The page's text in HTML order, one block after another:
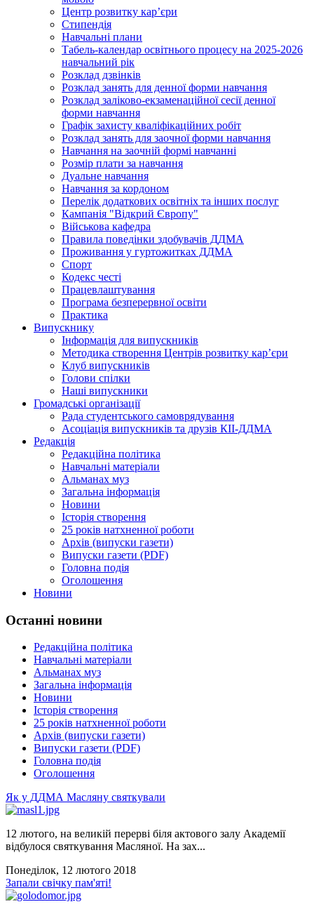
Центр розвитку кар’єри
Стипендія
Навчальні плани
Табель-календар освітнього процесу на 2025-2026
навчальний рік
Розклад дзвінків
Розклад занять для денної форми навчання
Розклад заліково-екзаменаційної сесії денної
форми навчання
Графік захисту кваліфікаційних робіт
Розклад занять для заочної форми навчання
Навчання на заочній формі навчанні
Розмір плати за навчання
Дуальне навчання
Навчання за кордоном
Перелік додаткових освітніх та інших послуг
Кампанія "Відкрий Європу"
Військова кафедра
Правила поведінки здобувачів ДДМА
Проживання у гуртожитках ДДМА
Спорт
Кодекс честі
Працевлаштування
Програма безперервної освіти
Практика
Випускнику
Інформація для випускників
Методика створення Центрів розвитку кар’єри
Клуб випускників
Голови спілки
Наші випускники
Громадські організації
Рада студентського самоврядування
Асоціація випускників та друзів КІІ-ДДМА
Редакція
Редакційна політика
Навчальні матеріали
Альманах муз
Загальна інформація
Новини
Історія створення
25 років натхненної роботи
Архів (випуски газети)
Випуски газети (PDF)
Головна подія
Оголошення
Новини
Останні новини
Редакційна політика
Навчальні матеріали
Альманах муз
Загальна інформація
Новини
Історія створення
25 років натхненної роботи
Архів (випуски газети)
Випуски газети (PDF)
Головна подія
Оголошення
Як у ДДМА Масляну святкували
12 лютого, на великій перерві біля актового залу Академії
відбулося святкування Масляної. На зах...
Понеділок, 12 лютого 2018
Запали свічку пам'яті!